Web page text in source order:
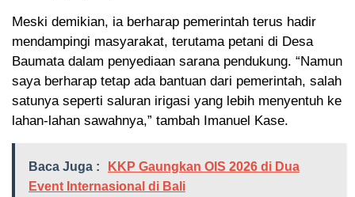
Meski demikian, ia berharap pemerintah terus hadir
mendampingi masyarakat, terutama petani di Desa
Baumata dalam penyediaan sarana pendukung. “Namun
saya berharap tetap ada bantuan dari pemerintah, salah
satunya seperti saluran irigasi yang lebih menyentuh ke
lahan-lahan sawahnya,” tambah Imanuel Kase.
Baca Juga :
KKP Gaungkan OIS 2026 di Dua
Event Internasional di Bali